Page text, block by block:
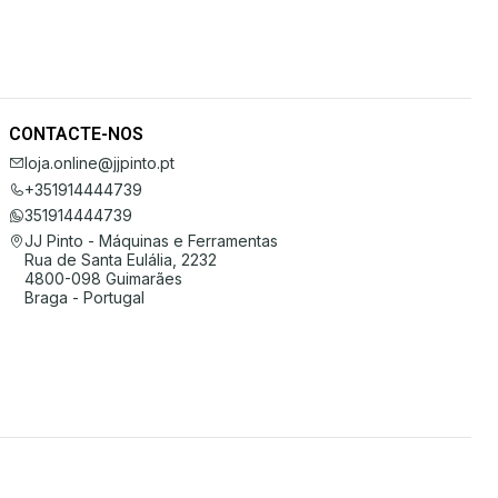
CONTACTE-NOS
loja.online@jjpinto.pt
+351914444739
351914444739
JJ Pinto - Máquinas e Ferramentas
Rua de Santa Eulália, 2232
4800-098 Guimarães
Braga - Portugal